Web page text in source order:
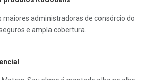
maiores administradoras de consórcio do
e ampla cobertura.